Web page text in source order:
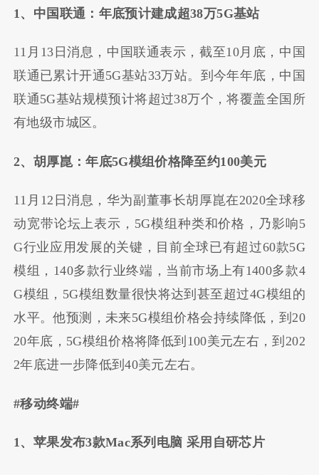
1、中国联通：年底预计建成超38万5G基站
11月13日消息，中国联通表示，截至10月底，中国
联通已累计开通5G基站33万站。到今年年底，中国
联通5G基站规模预计将超过38万个，将覆盖全国所
有地级市城区。
2、胡厚崑：年底5G模组价格降至约100美元
11月12日消息，华为副董事长胡厚崑在2020全球移
动宽带论坛上表示，5G模组种类和价格，乃影响5
G行业应用发展的关键，目前全球已有超过60款5G
模组，140多款行业终端，当前市场上有1400多款4
G模组，5G模组数量很快将达到甚至超过4G模组的
水平。他预测，未来5G模组价格会持续降低，到20
20年底，5G模组价格将降低到100美元左右，到202
2年底进一步降低到40美元左右。
#移动终端#
1、苹果发布3款Mac系列电脑 采用自研芯片